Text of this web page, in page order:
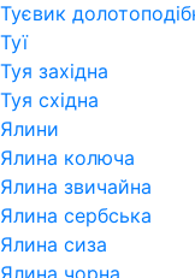
Туєвик
Туї
Туя західна
Туя східна
Ялини
Ялина колюча
Ялина звичайна
Ялина сербська
Ялина сиза